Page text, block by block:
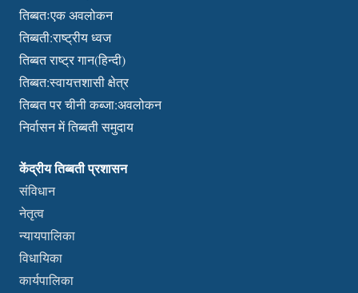
तिब्बतःएक अवलोकन
तिब्बती:राष्ट्रीय ध्वज
तिब्बत राष्ट्र गान(हिन्दी)
तिब्बत:स्वायत्तशासी क्षेत्र
तिब्बत पर चीनी कब्जा:अवलोकन
निर्वासन में तिब्बती समुदाय
केंद्रीय तिब्बती प्रशासन
संविधान
नेतृत्व
न्यायपालिका
विधायिका
कार्यपालिका